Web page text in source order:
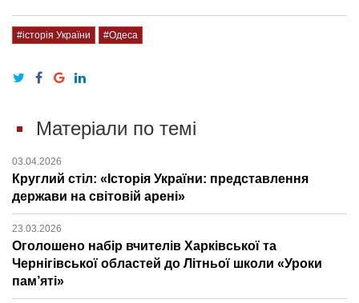
#історія України #Одеса
Матеріали по темі
03.04.2026
Круглий стіл: «Історія України: представлення
держави на світовій арені»
23.03.2026
Оголошено набір вчителів Харківської та
Чернігівської областей до Літньої школи «Уроки
пам’яті»